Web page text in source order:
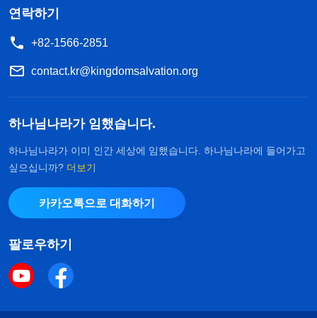
연락하기
+82-1566-2851
contact.kr@kingdomsalvation.org
하나님나라가 임했습니다.
하나님나라가 이미 인간 세상에 임했습니다. 하나님나라에 들어가고
싶으십니까? 더보기
카카오톡으로 대화하기
팔로우하기